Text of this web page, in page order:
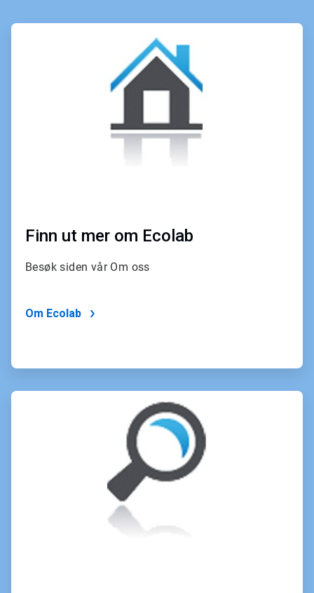
ArticleTile
Finn ut mer om Ecolab
Besøk siden vår Om oss
Om Ecolab
ArticleTile